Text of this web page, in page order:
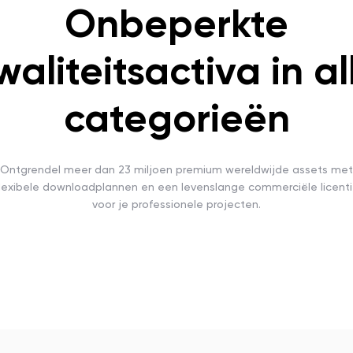
Onbeperkte
in
categorieën
Ontgrendel meer dan 23 miljoen premium wereldwijde assets met
downloadplannen en een levenslange commerciële
voor je professionele projecten.